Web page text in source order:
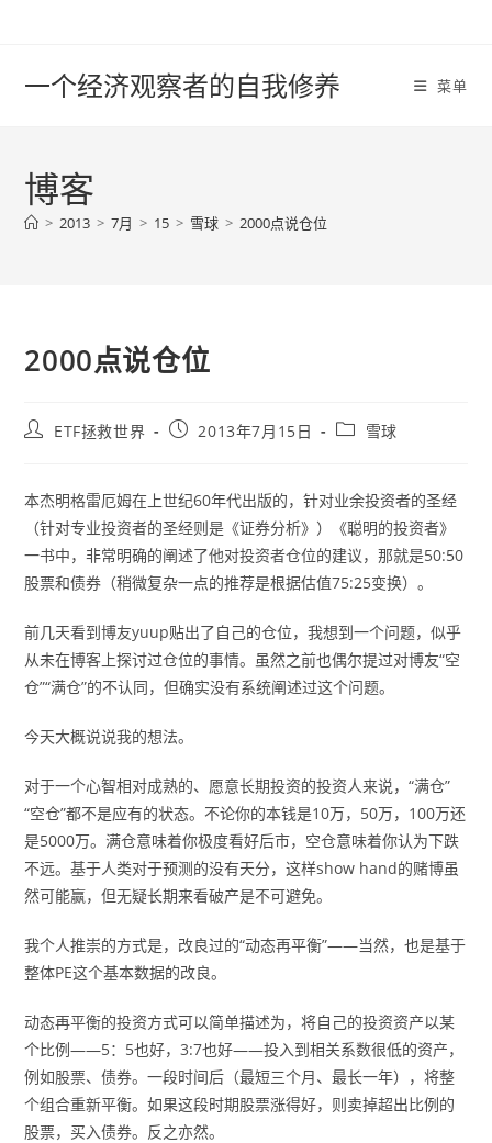
一个经济观察者的自我修养 菜单
博客
> 2013 > 7月 > 15 > 雪球 > 2000点说仓位
2000点说仓位
PostETF拯救世界
Post2013年7月15日
Post雪球
本杰明格雷厄姆在上世纪60年代出版的，针对业余投资者的圣经
（针对专业投资者的圣经则是《证券分析》）《聪明的投资者》
一书中，非常明确的阐述了他对投资者仓位的建议，那就是50:50
股票和债券（稍微复杂一点的推荐是根据估值75:25变换）。
前几天看到博友yuup贴出了自己的仓位，我想到一个问题，似乎
从未在博客上探讨过仓位的事情。虽然之前也偶尔提过对博友“空
仓”“满仓”的不认同，但确实没有系统阐述过这个问题。
今天大概说说我的想法。
对于一个心智相对成熟的、愿意长期投资的投资人来说，“满仓”
“空仓”都不是应有的状态。不论你的本钱是10万，50万，100万还
是5000万。满仓意味着你极度看好后市，空仓意味着你认为下跌
不远。基于人类对于预测的没有天分，这样show hand的赌博虽
然可能赢，但无疑长期来看破产是不可避免。
我个人推崇的方式是，改良过的“动态再平衡”——当然，也是基于
整体PE这个基本数据的改良。
动态再平衡的投资方式可以简单描述为，将自己的投资资产以某
个比例——5：5也好，3:7也好——投入到相关系数很低的资产，
例如股票、债券。一段时间后（最短三个月、最长一年），将整
个组合重新平衡。如果这段时期股票涨得好，则卖掉超出比例的
股票，买入债券。反之亦然。